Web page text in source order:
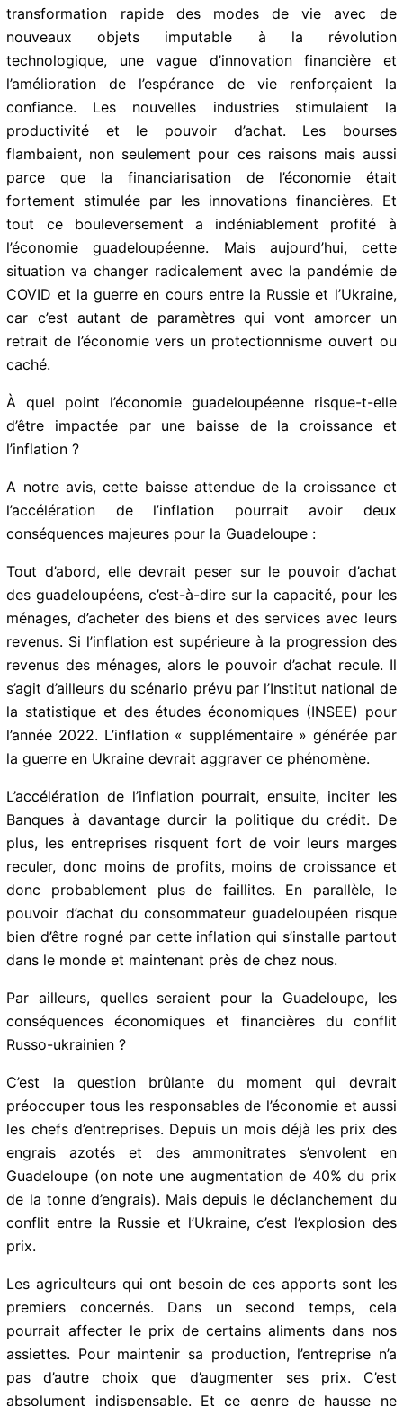
marchés se mondialisaient, les flux de capitaux
franchissaient librement les frontières, à un niveau et à
une vitesse sans précédents. La transformation rapide
des modes de vie avec de nouveaux objets imputable
à la révolution technologique, une vague d’innovation
financière et l’amélioration de l’espérance de vie
renforçaient la confiance. Les nouvelles industries
stimulaient la productivité et le pouvoir d’achat. Les
bourses flambaient, non seulement pour ces raisons
mais aussi parce que la financiarisation de l’économie
était fortement stimulée par les innovations
financières. Et tout ce bouleversement a
indéniablement profité à l’économie
guadeloupéenne. Mais aujourd’hui, cette situation va
changer radicalement avec la pandémie de COVID et
la guerre en cours entre la Russie et l’Ukraine, car c’est
l’économie vers un protectionnisme ouvert ou caché.
À quel point l’économie guadeloupéenne risque-t-elle
l’inflation ?
A notre avis, cette baisse attendue de la croissance et
conséquences majeures pour la Guadeloupe :
Tout d’abord, elle devrait peser sur le pouvoir d’achat
des guadeloupéens, c’est-à-dire sur la capacité, pour
les ménages, d’acheter des biens et des services avec
leurs revenus. Si l’inflation est supérieure à la
progression des revenus des ménages, alors le pouvoir
d’achat recule. Il s’agit d’ailleurs du scénario prévu par
l’Institut national de la statistique et des études
supplémentaire » générée par la guerre en Ukraine
devrait aggraver ce phénomène.
L’accélération de l’inflation pourrait, ensuite, inciter les
Banques à davantage durcir la politique du crédit. De
plus, les entreprises risquent fort de voir leurs marges
reculer, donc moins de profits, moins de croissance et
donc probablement plus de faillites. En parallèle, le
risque bien d’être rogné par cette inflation qui s’installe
partout dans le monde et maintenant près de chez
nous.
Par ailleurs, quelles seraient pour la Guadeloupe, les
conséquences économiques et financières du conflit
Russo-ukrainien ?
C’est la question brûlante du moment qui devrait
préoccuper tous les responsables de l’économie et
aussi les chefs d’entreprises. Depuis un mois déjà les
prix des engrais azotés et des ammonitrates s’envolent
prix de la tonne d’engrais). Mais depuis le
déclanchement du conflit entre la Russie et l’Ukraine,
c’est l’explosion des prix.
Les agriculteurs qui ont besoin de ces apports sont les
premiers concernés. Dans un second temps, cela